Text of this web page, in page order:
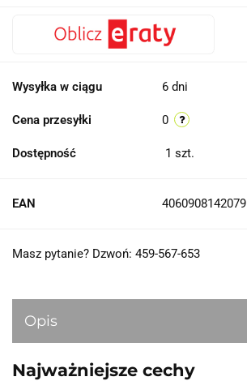
Wysyłka w ciągu 6 dni
Cena przesyłki 0
Dostępność 1 szt.
EAN 4060908142079
Masz pytanie? Dzwoń: 459-567-653
Opis
Najważniejsze cechy